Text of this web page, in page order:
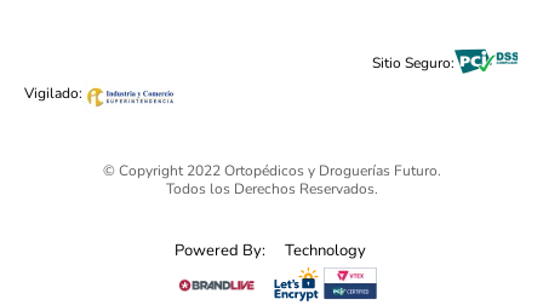
Sitio Seguro:
Vigilado:
© Copyright 2022 Ortopédicos y Droguerías Futuro.
Todos los Derechos Reservados.
Powered By: Technology